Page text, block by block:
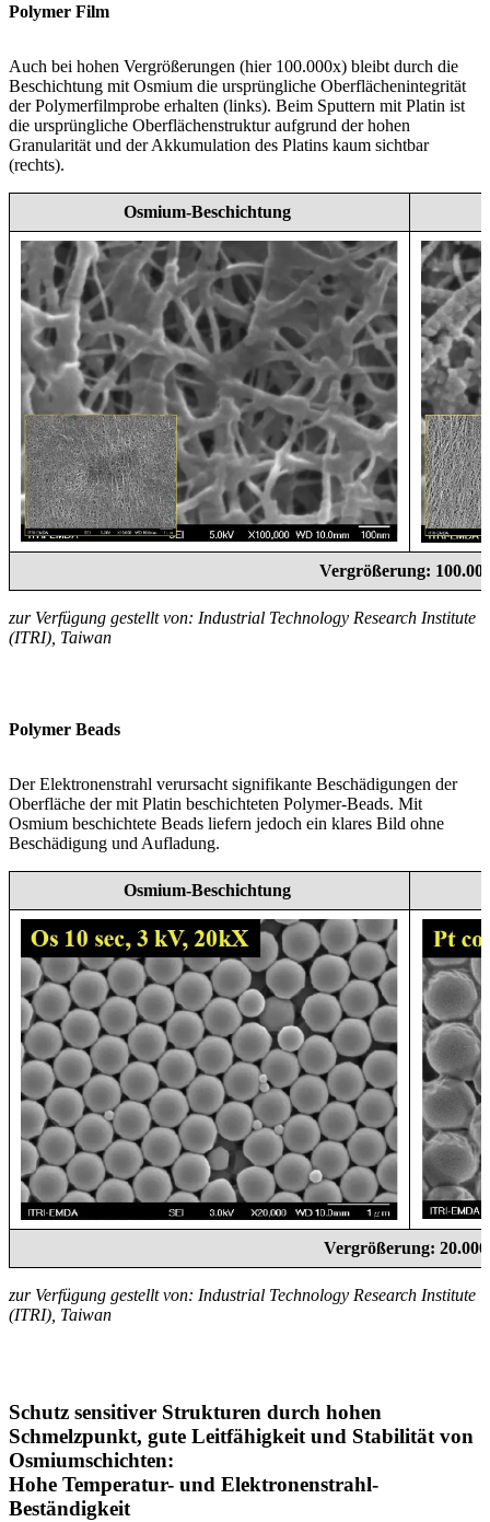
Polymer Film
Auch bei hohen Vergrößerungen (hier 100.000x) bleibt durch die
Beschichtung mit Osmium die ursprüngliche Oberflächenintegrität
der Polymerfilmprobe erhalten (links). Beim Sputtern mit Platin ist
die ursprüngliche Oberflächenstruktur aufgrund der hohen
Granularität und der Akkumulation des Platins kaum sichtbar
(rechts).
Osmium-Beschichtung
Vergrößerung:
zur Verfügung gestellt von: Industrial Technology Research Institute
(ITRI), Taiwan
Polymer Beads
Der Elektronenstrahl verursacht signifikante Beschädigungen der
Oberfläche der mit Platin beschichteten Polymer-Beads. Mit
Osmium beschichtete Beads liefern jedoch ein klares Bild ohne
Beschädigung und Aufladung.
Osmium-Beschichtung
Vergrößerung:
zur Verfügung gestellt von: Industrial Technology Research Institute
(ITRI), Taiwan
Schutz sensitiver Strukturen durch hohen
Schmelzpunkt, gute Leitfähigkeit und Stabilität von
Osmiumschichten:
Hohe Temperatur- und Elektronenstrahl-
Beständigkeit